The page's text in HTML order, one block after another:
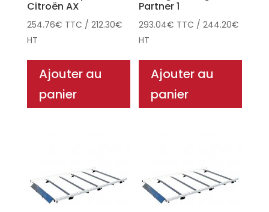
Citroën AX
254.76€ TTC / 212.30€
HT
Ajouter au
panier
Partner 1
293.04€ TTC /244.20€
HT
Ajouter au
panier